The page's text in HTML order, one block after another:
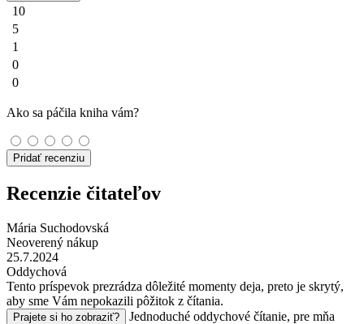
10
5
1
0
0
Ako sa páčila kniha vám?
Pridať recenziu
Recenzie čitateľov
Mária Suchodovská
Neoverený nákup
25.7.2024
Oddychová
Tento príspevok prezrádza dôležité momenty deja, preto je skrytý,
aby sme Vám nepokazili pôžitok z čítania.
Prajete si ho zobraziť?
Jednoduché oddychové čítanie, pre mňa